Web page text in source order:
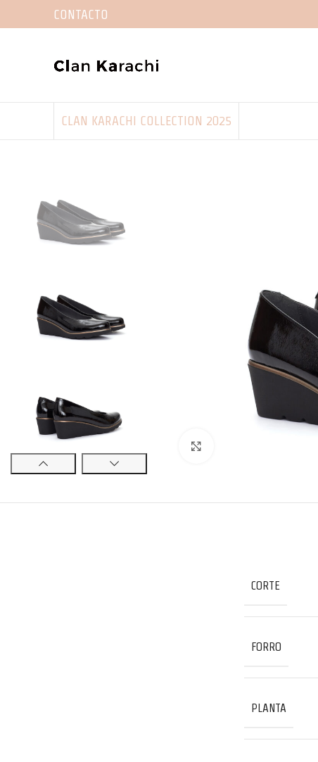
CONTACTO
CLAN KARACHI COLLECTION 2025
CORTE
FORRO
PLANTA